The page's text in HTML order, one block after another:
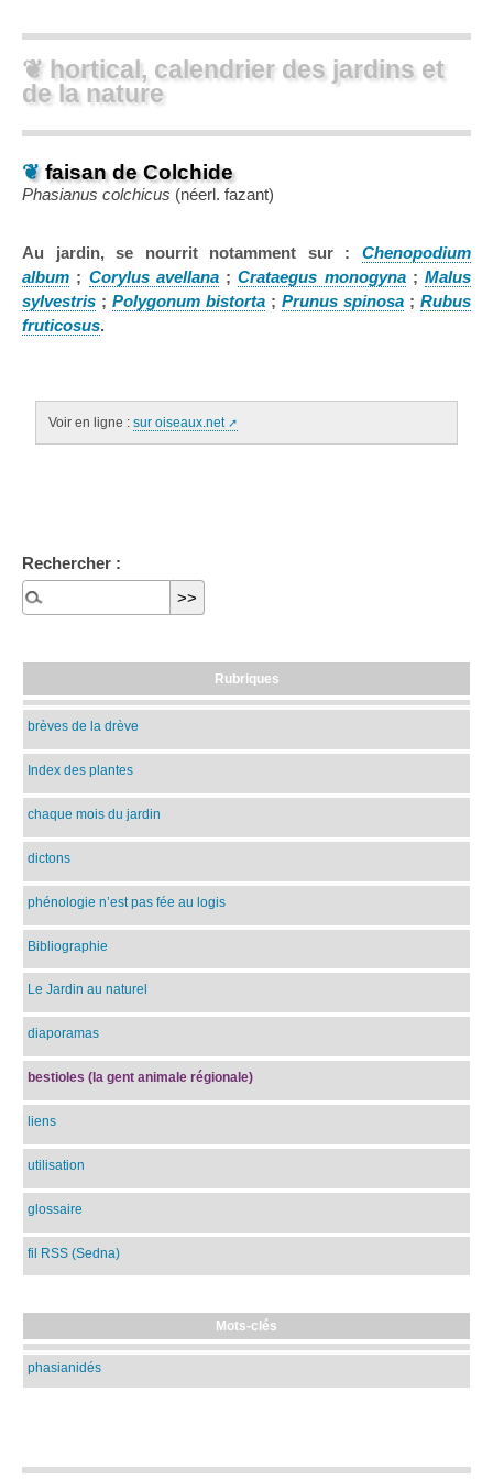
❦ hortical, calendrier des jardins et
de la nature
❦faisan de Colchide
Phasianus colchicus (néerl. fazant)
Au jardin, se nourrit notamment sur : Chenopodium
album ; Corylus avellana;Crataegus monogyna; Malus
sylvestris ; Polygonum bistorta ; Prunus spinosa ; Rubus
fruticosus.
Voir en ligne : sur oiseaux.net
Rechercher :
Rubriques
brèves de la drève
Index des plantes
chaque mois du jardin
dictons
phénologie n’est pas fée au logis
Bibliographie
Le Jardin au naturel
diaporamas
bestioles (la gent animale régionale)
liens
utilisation
glossaire
fil RSS (Sedna)
Mots-clés
phasianidés